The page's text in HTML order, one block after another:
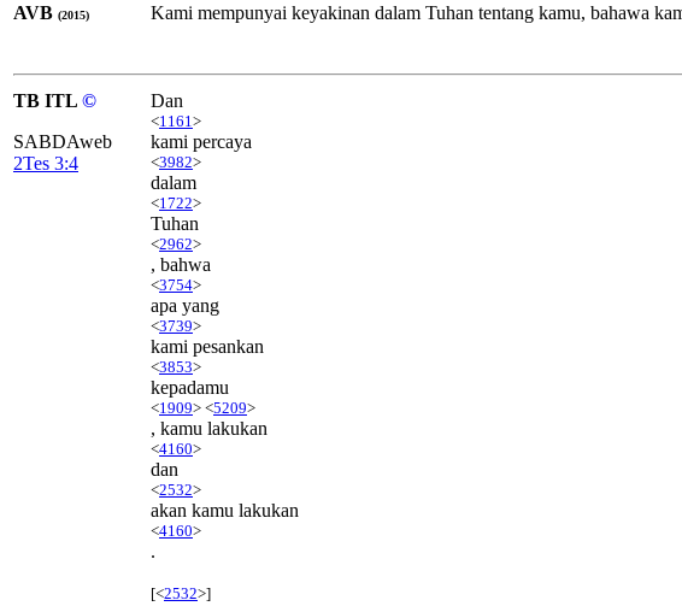
AVB (2015) Kami mempunyai keyakinan dalam Tuhan tentang kamu, bahawa
TB ITL ©
SABDAweb
2Tes 3:4
Dan
<1161 >
kami percaya
<3982>
dalam
<1722>
Tuhan
<2962>
, bahwa
<3754>
apa yang
<3739>
kami pesankan
<3853>
kepadamu
<1909> <5209>
, kamu lakukan
<4160>
dan
<2532>
akan kamu lakukan
<4160>
.
[<2532>]